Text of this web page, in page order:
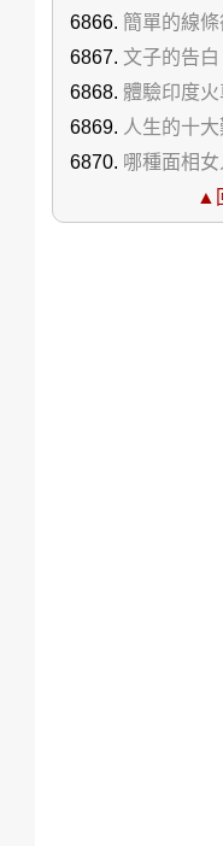
簡單的線
文子的告白
體驗印度
人生的十
哪種面相
▲